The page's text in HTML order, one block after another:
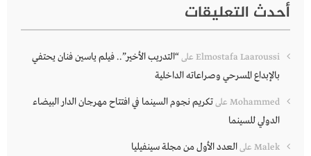
أحدث التعليقات
Elmostafa Laaroussi على“التدريب الأخير”.. فيلم ياسين فنان يحتفي
بالإبداع المسرحي وصراعاته الداخلية
Mohammed علىتكريم نجوم السينما في افتتاح مهرجان الدار البيضاء
الدولي للسينما
Malek علىالعدد الأول من مجلة سينفيليا